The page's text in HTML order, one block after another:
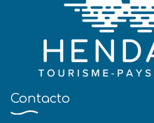
Contacto